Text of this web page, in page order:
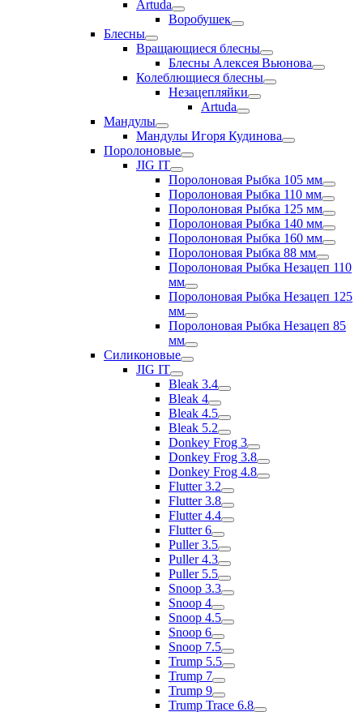
Artuda
Воробушек
Блесны
Вращающиеся блесны
Блесны Алексея Вьюнова
Колеблющиеся блесны
Незацепляйки
Artuda
Мандулы
Мандулы Игоря Кудинова
Поролоновые
JIG IT
Поролоновая Рыбка 105 мм
Поролоновая Рыбка 110 мм
Поролоновая Рыбка 125 мм
Поролоновая Рыбка 140 мм
Поролоновая Рыбка 160 мм
Поролоновая Рыбка 88 мм
Поролоновая Рыбка Незацеп 110
мм
Поролоновая Рыбка Незацеп 125
мм
Поролоновая Рыбка Незацеп 85
мм
Силиконовые
JIG IT
Bleak 3.4
Bleak 4
Bleak 4.5
Bleak 5.2
Donkey Frog 3
Donkey Frog 3.8
Donkey Frog 4.8
Flutter 3.2
Flutter 3.8
Flutter 4.4
Flutter 6
Puller 3.5
Puller 4.3
Puller 5.5
Snoop 3.3
Snoop 4
Snoop 4.5
Snoop 6
Snoop 7.5
Trump 5.5
Trump 7
Trump 9
Trump Trace 6.8